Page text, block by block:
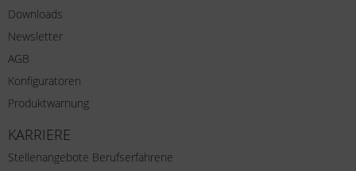
Downloads
Newsletter
AGB
Konfiguratoren
Produktwarnung
KARRIERE
Stellenangebote Berufserfahrene